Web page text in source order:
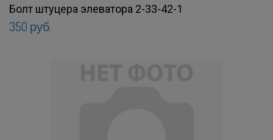
Болт штуцера элеватора 2-33-42-1
350 руб.